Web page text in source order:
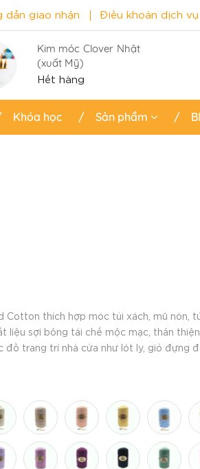
dẫn giao nhận Điều khoản dịch vụ
Kim móc Clover Nhật
(xuất Mỹ)
Hết hàng
Khóa học Sản phẩm
Cotton thích hợp móc túi xách, mũ nón,
liệu sợi bông tái chế mộc mạc, thân
trang trí nhà cửa như lót ly, giỏ đựng